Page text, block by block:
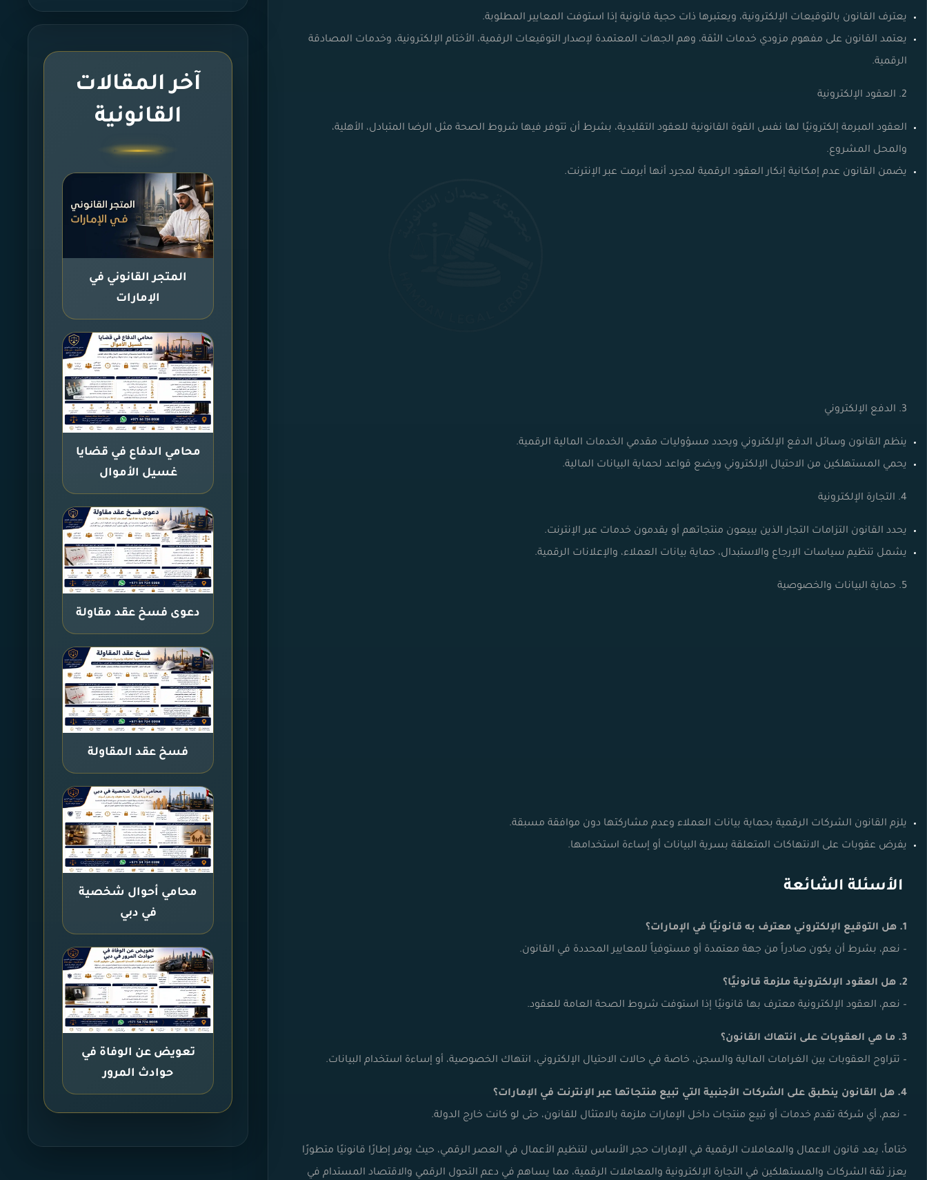
يعترف القانون بالتوقيعات الإلكترونية، ويعتبرها ذات حجية قانونية إذا استوفت المعايير المطلوبة.
يعتمد القانون على مفهوم مزودي خدمات الثقة، وهم الجهات المعتمدة لإصدار التوقيعات الرقمية، الأختام الإلكترونية، وخدمات المصادقة
الرقمية.
2. العقود الإلكترونية
العقود المبرمة إلكترونيًا لها نفس القوة القانونية للعقود التقليدية، بشرط أن تتوفر فيها شروط الصحة مثل الرضا المتبادل، الأهلية،
والمحل المشروع.
يضمن القانون عدم إمكانية إنكار العقود الرقمية لمجرد أنها أبرمت عبر الإنترنت.
3. الدفع الإلكتروني
ينظم القانون وسائل الدفع الإلكتروني ويحدد مسؤوليات مقدمي الخدمات المالية الرقمية.
يحمي المستهلكين من الاحتيال الإلكتروني ويضع قواعد لحماية البيانات المالية.
4. التجارة الإلكترونية
يحدد القانون التزامات التجار الذين يبيعون منتجاتهم أو يقدمون خدمات عبر الإنترنت.
يشمل تنظيم سياسات الإرجاع والاستبدال، حماية بيانات العملاء، والإعلانات الرقمية.
5. حماية البيانات والخصوصية
يلزم القانون الشركات الرقمية بحماية بيانات العملاء وعدم مشاركتها دون موافقة مسبقة.
يفرض عقوبات على الانتهاكات المتعلقة بسرية البيانات أو إساءة استخدامها.
الأسئلة الشائعة
1. هل التوقيع الإلكتروني معترف به قانونيًا في الإمارات؟
– نعم، بشرط أن يكون صادراً من جهة معتمدة أو مستوفياً للمعايير المحددة في القانون.
2. هل العقود الإلكترونية ملزمة قانونيًا؟
– نعم، العقود الإلكترونية معترف بها قانونيًا إذا استوفت شروط الصحة العامة للعقود.
3. ما هي العقوبات على انتهاك القانون؟
– تتراوح العقوبات بين الغرامات المالية والسجن، خاصة في حالات الاحتيال الإلكتروني، انتهاك الخصوصية، أو إساءة استخدام البيانات.
4. هل القانون ينطبق على الشركات الأجنبية التي تبيع منتجاتها عبر الإنترنت في الإمارات؟
– نعم، أي شركة تقدم خدمات أو تبيع منتجات داخل الإمارات ملزمة بالامتثال للقانون، حتى لو كانت خارج الدولة.
ختاماً، يعد قانون الاعمال والمعاملات الرقمية في الإمارات حجر الأساس لتنظيم الأعمال في العصر الرقمي، حيث يوفر إطارًا قانونيًا متطورًا
يعزز ثقة الشركات والمستهلكين في التجارة الإلكترونية والمعاملات الرقمية، مما يساهم في دعم التحول الرقمي والاقتصاد المستدام في
آخر المقالات
القانونية
المتجر القانوني في
الإمارات
محامي الدفاع في قضايا
غسيل الأموال
دعوى فسخ عقد مقاولة
فسخ عقد المقاولة
محامي أحوال شخصية
في دبي
تعويض عن الوفاة في
حوادث المرور